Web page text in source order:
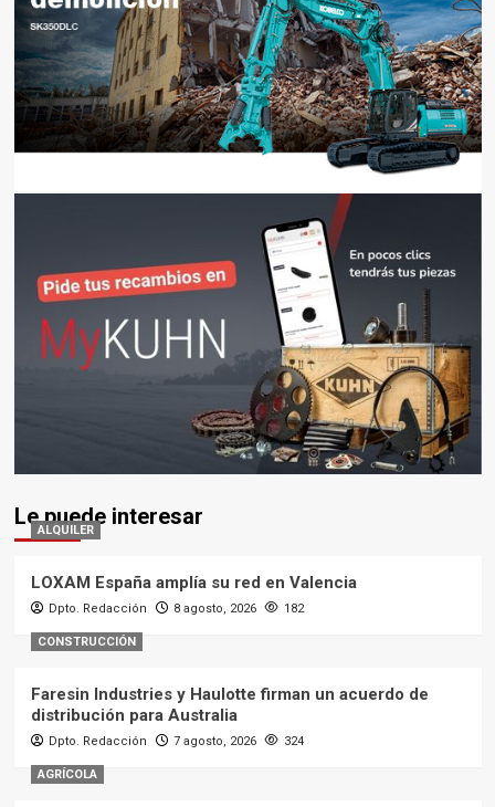
Le puede interesar
ALQUILER
LOXAM España amplía su red en Valencia
Dpto. Redacción 8 agosto, 2026 182
CONSTRUCCIÓN
Faresin Industries y Haulotte firman un acuerdo de
distribución para Australia
Dpto. Redacción 7 agosto, 2026 324
AGRÍCOLA